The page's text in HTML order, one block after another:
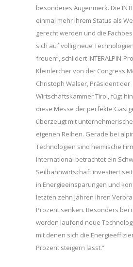
besonderes Augenmerk. Die
einmal mehr ihrem Status als
gerecht werden und die
sich auf völlig neue
freuen“, schildert INTERALPIN-
Kleinlercher von der Congress
Christoph Walser, Präsident der
Wirtschaftskammer Tirol, fügt
diese Messe der perfekte
überzeugt mit
eigenen Reihen. Gerade bei
Technologien sind heimische
international betrachtet ein
Seilbahnwirtschaft investiert
in Energieeinsparungen und
letzten zehn Jahren ihren
Prozent senken. Besonders bei
werden laufend neue
mit denen sich die
Prozent steigern lässt.“